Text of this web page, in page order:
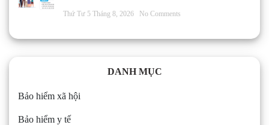
Thứ Tư 5 Tháng 8, 2026 No Comments
DANH MỤC
Bảo hiểm xã hội
Bảo hiểm y tế